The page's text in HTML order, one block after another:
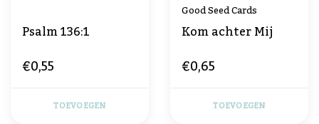
Psalm 136:1
€0,55
TOEVOEGEN
Good Seed Cards
Kom achter Mij
€0,65
TOEVOEGEN